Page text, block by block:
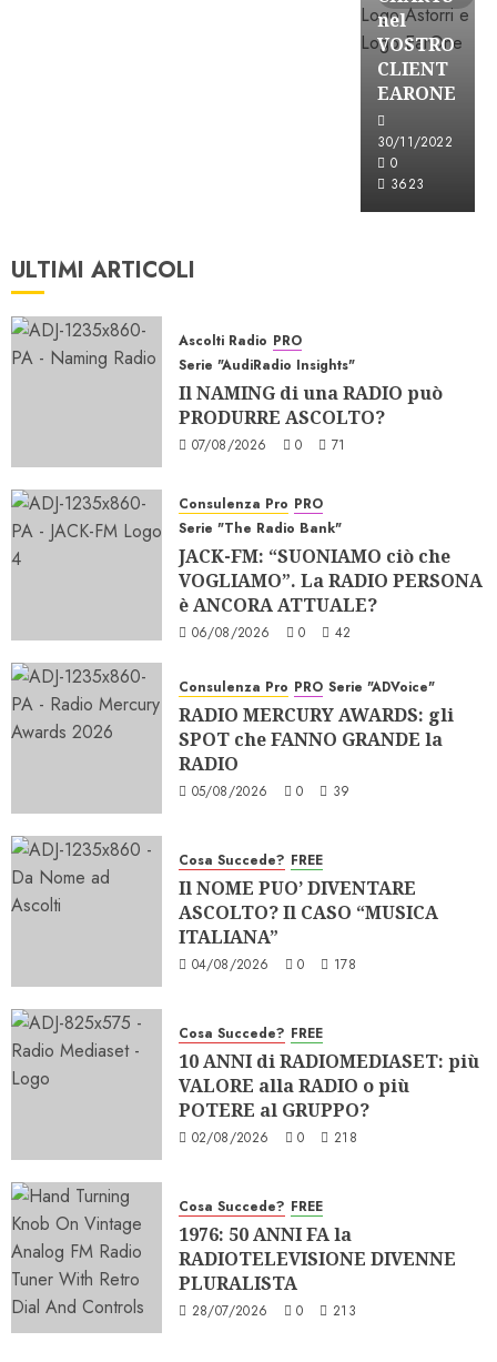
nel
VOSTRO
CLIENT
EARONE
30/11/2022
0
3623
ULTIMI ARTICOLI
Ascolti Radio PRO
Serie "AudiRadio Insights"
Il NAMING di una RADIO può
PRODURRE ASCOLTO?
07/08/2026 0 71
Consulenza Pro PRO
Serie "The Radio Bank"
JACK-FM: “SUONIAMO ciò che
VOGLIAMO”. La RADIO PERSONA
è ANCORA ATTUALE?
06/08/2026 0 42
Consulenza Pro PRO Serie "ADVoice"
RADIO MERCURY AWARDS: gli
SPOT che FANNO GRANDE la
RADIO
05/08/2026 0 39
Cosa Succede? FREE
Il NOME PUO’ DIVENTARE
ASCOLTO? Il CASO “MUSICA
ITALIANA”
04/08/2026 0 178
Cosa Succede? FREE
10 ANNI di RADIOMEDIASET: più
VALORE alla RADIO o più
POTERE al GRUPPO?
02/08/2026 0 218
Cosa Succede? FREE
1976: 50 ANNI FA la
RADIOTELEVISIONE DIVENNE
PLURALISTA
28/07/2026 0 213